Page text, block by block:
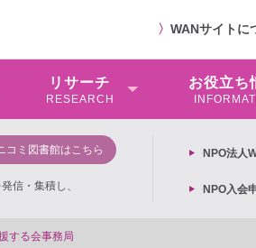
〉 WANサイトに
リサーチ
RESEARCH
お役⽴ち
コミ図書館はこちら
信・集積し、
NPO法⼈
NPO入会